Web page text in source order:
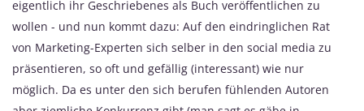
eigentlich ihr Geschriebenes als Buch veröffentlichen zu
wollen - und nun kommt dazu: Auf den eindringlichen Rat
von Marketing-Experten sich selber in den social media zu
präsentieren, so oft und gefällig (interessant) wie nur
möglich. Da es unter den sich berufen fühlenden Autoren